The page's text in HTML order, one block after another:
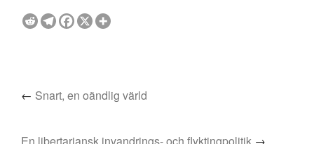
← Snart, en oändlig värld